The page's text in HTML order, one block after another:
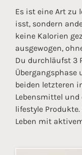
Es ist eine Art zu
isst, sondern
keine Kalorien
ausgewogen,
Du durchläufst 3
Übergangsphase
beiden letzteren
Lebensmittel
lifestyle
Leben mit